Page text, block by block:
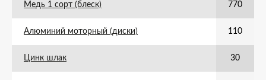
Медь 1 сорт (блеск) 770
Алюминий моторный (диски) 110
Цинк шлак 30